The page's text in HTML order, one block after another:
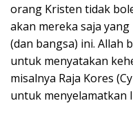
orang Kristen tidak
akan mereka saja
(dan bangsa) ini. Allah
untuk menyatakan
misalnya Raja Kores
untuk menyelamatkan